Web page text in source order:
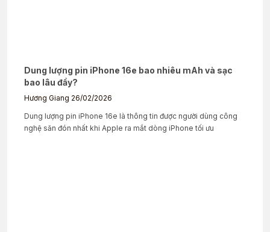
Dung lượng pin iPhone 16e bao nhiêu mAh và sạc
bao lâu đầy?
Hương Giang 26/02/2026
Dung lượng pin iPhone 16e là thông tin được người dùng công
nghệ săn đón nhất khi Apple ra mắt dòng iPhone tối ưu